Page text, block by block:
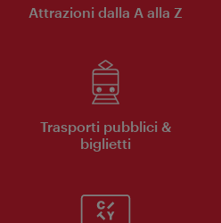
Attrazioni dalla A alla Z
Trasporti pubblici &
biglietti